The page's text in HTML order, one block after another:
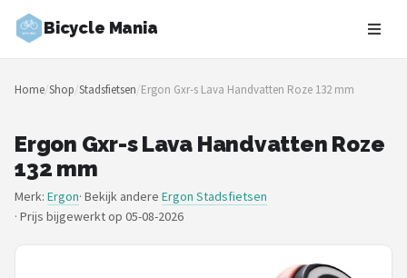
Bicycle Mania
Zoeken
NAVIGATIE
Merken
Blog
Home/Shop/Stadsfietsen/Ergon Gxr-s Lava Handvatten Roze 132 mm
Ergon Gxr-s Lava Handvatten Roze
132 mm
Merk: Ergon· Bekijk andere Ergon Stadsfietsen
· Prijs bijgewerkt op 05-08-2026